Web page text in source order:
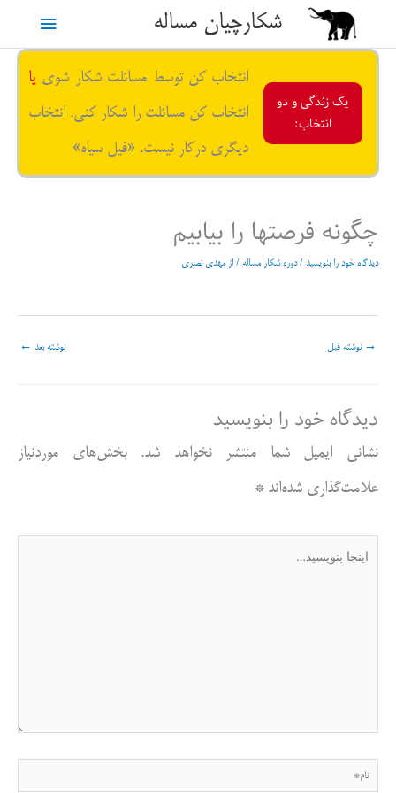
محتوا
شکارچیان مساله
فهرست
یک زندگی و دو
انتخاب:
انتخاب کن توسط مسائلت شکار شوی یا
انتخاب کن مسائلت را شکار کنی. انتخاب
دیگری درکار نیست. «فیل سیاه»
چگونه فرصتها را بیابیم
دیدگاه‌ خود را بنویسید /دوره شکار مساله / از مهدی نصری
→ نوشته قبل نوشته بعد ←
دیدگاه‌ خود را بنویسید
نشانی ایمیل شما منتشر نخواهد شد.
بخش‌های موردنیاز
علامت‌گذاری شده‌اند*
نام*